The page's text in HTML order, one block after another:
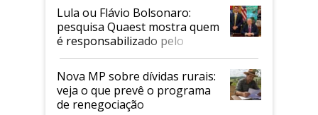
Lula ou Flávio Bolsonaro:
pesquisa Quaest mostra quem
é responsabilizado pelo
tarifaço dos EUA
Nova MP sobre dívidas rurais:
veja o que prevê o programa
de renegociação